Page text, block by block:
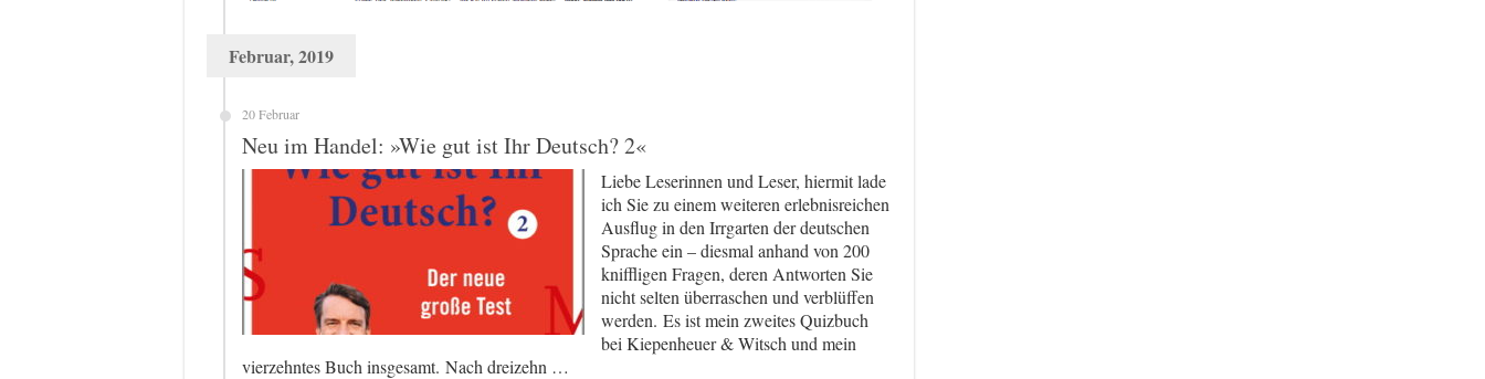
Februar, 2019
20 Februar
Neu im Handel: »Wie gut ist Ihr Deutsch? 2«
Liebe Leserinnen und Leser, hiermit lade
ich Sie zu einem weiteren erlebnisreichen
Ausflug in den Irrgarten der deutschen
Sprache ein – diesmal anhand von 200
kniffligen Fragen, deren Antworten Sie
nicht selten überraschen und verblüffen
werden. Es ist mein zweites Quizbuch
bei Kiepenheuer & Witsch und mein
vierzehntes Buch insgesamt. Nach dreizehn …